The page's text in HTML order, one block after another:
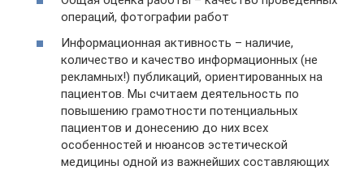
операций, фотографии работ
Информационная активность – наличие,
количество и качество информационных (не
рекламных!) публикаций, ориентированных на
пациентов. Мы считаем деятельность по
повышению грамотности потенциальных
пациентов и донесению до них всех
особенностей и нюансов эстетической
медицины одной из важнейших составляющих